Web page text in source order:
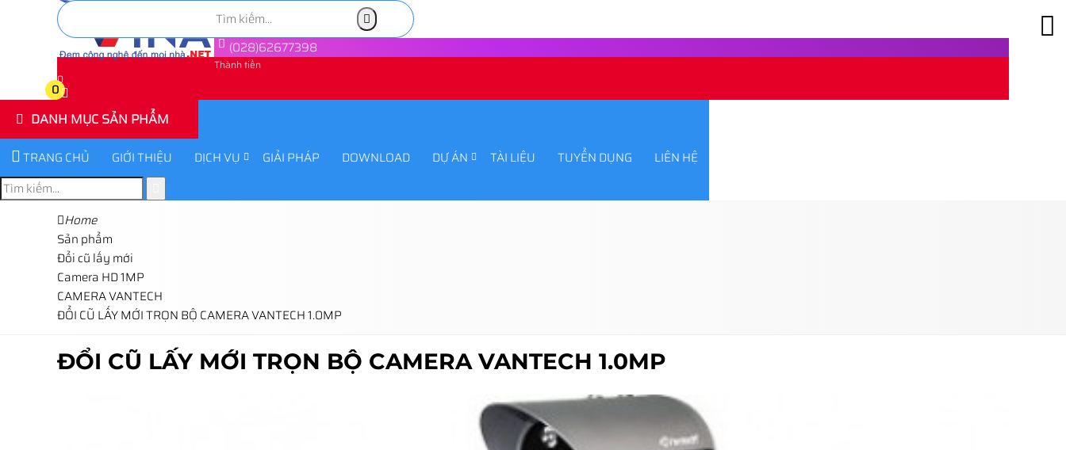
(028)62677398
Thành tiền
0
0
DANH MỤC SẢN PHẨM
TRANG CHỦ GIỚI THIỆU DỊCH VỤ GIẢI PHÁP DOWNLOAD DỰ ÁN TÀI LIỆU TUYỂN DỤNG LIÊN HỆ
Home
Sản phẩm
Đổi cũ lấy mới
Camera HD 1MP
CAMERA VANTECH
ĐỔI CŨ LẤY MỚI TRỌN BỘ CAMERA VANTECH 1.0MP
ĐỔI CŨ LẤY MỚI TRỌN BỘ CAMERA VANTECH 1.0MP